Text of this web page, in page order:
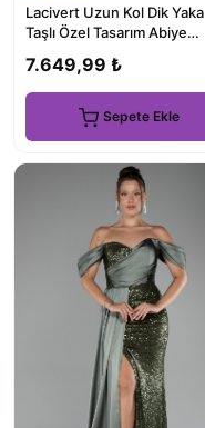
Lacivert Uzun Kol Dik Yaka
Taşlı Özel Tasarım Abiye
7.649,99 ₺
Sepete Ekle